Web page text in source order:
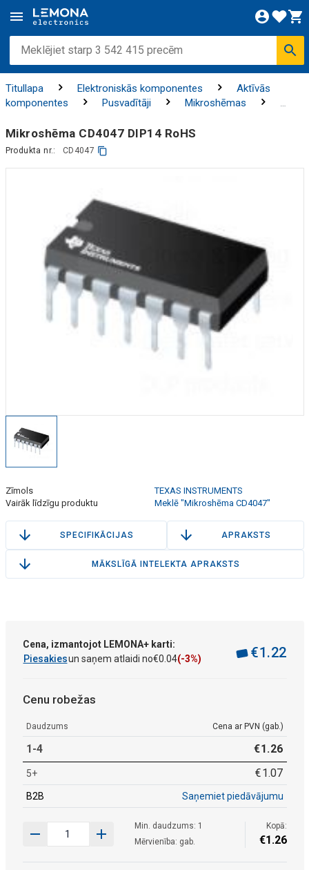
Titullapa Elektroniskās komponentes
Aktīvās
komponentes
Pusvadītāji
Mikroshēmas
Mikroshēma CD4047 DIP14 RoHS
Produkta nr.: CD4047
Zīmols
TEXAS INSTRUMENTS
Vairāk līdzīgu produktu
Meklē "Mikroshēma CD4047"
SPECIFIKĀCIJAS APRAKSTS
MĀKSLĪGĀ INTELEKTA APRAKSTS
Cena, izmantojot LEMONA+ karti:
Piesakiesun saņem atlaidi no€0 04(-3%) €1.22
Cenu robežas
Daudzums Cena ar PVN (gab.)
1-4 €1.26
5+ €1.07
B2B Saņemiet piedāvājumu
Min. daudzums: 1
Mērvienība: gab.
Kopā:
€1.26